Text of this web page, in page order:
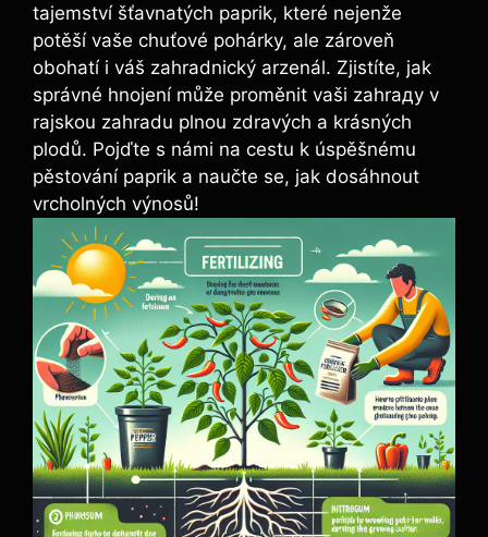
tajemství šťavnatých paprik, které nejenže
potěší vaše⁤ chuťové ‍pohárky, ale⁢ zároveň
obohatí i váš zahradnický arzenál. Zjistíte, jak
správné ⁣hnojení může proměnit vaši ⁤zahrаду v
rajskou zahradu⁤ plnou zdravých a krásných
plodů. Pojďte s námi na cestu k ⁤úspěšnému
pěstování ⁣paprik a naučte se,​ jak dosáhnout
‌vrcholných výnosů!